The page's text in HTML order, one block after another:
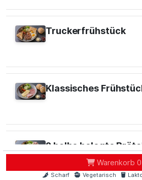
Truckerfrühstück
Klassisches
2 halbe belegte
Warenkorb 0
Scharf Vegetarisch